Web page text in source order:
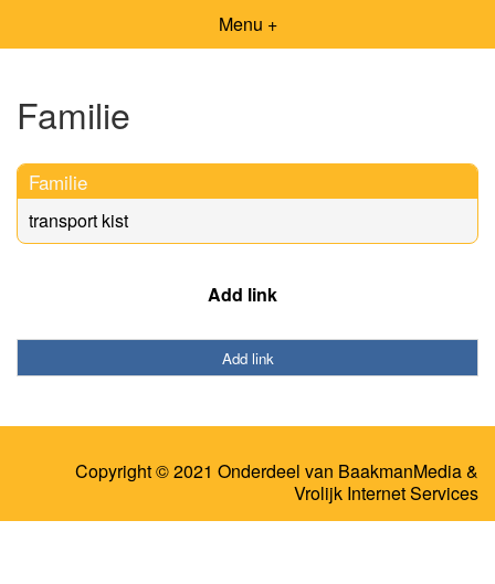
Menu +
Familie
Familie
transport kist
Add link
Add link
Copyright © 2021 Onderdeel van BaakmanMedia&
Vrolijk Internet Services